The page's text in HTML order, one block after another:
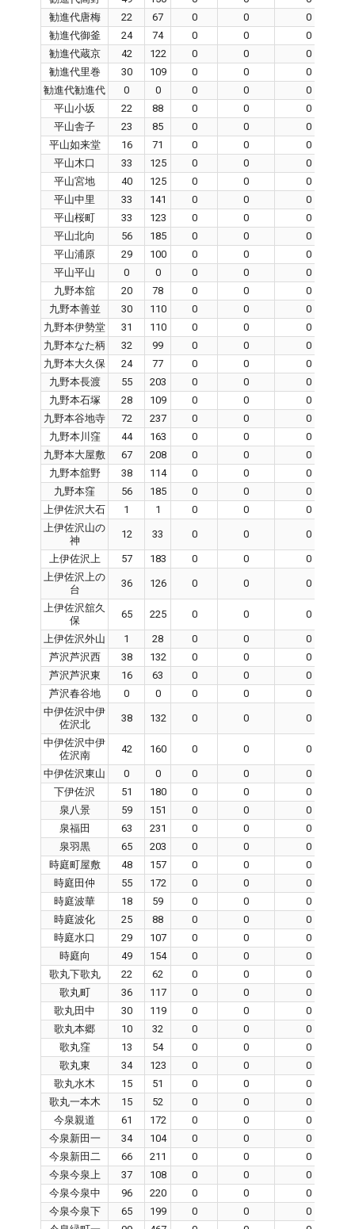
勧進代唐梅
22 67 0 0
0
勧進代御釜
24 74 0 0
0
勧進代蔵京
42 122 0 0
0
勧進代里巻
30 109 0 0
0
勧進代勧進代
0 0 0 0
0
平山小坂
22 88 0 0
0
平山舎子
23 85 0 0
0
平山如来堂
16 71 0 0
0
平山木口
33 125 0 0
0
平山宮地
40 125 0 0
0
平山中里
33 141 0 0
0
平山桜町
33 123 0 0
0
平山北向
56 185 0 0
0
平山浦原
29 100 0 0
0
平山平山
0 0 0 0
0
九野本舘
20 78 0 0
0
九野本善並
30 110 0 0
0
九野本伊勢堂
31 110 0 0
0
九野本なた柄
32 99 0 0
0
九野本大久保
24 77 0 0
0
九野本長渡
55 203 0 0
0
九野本石塚
28 109 0 0
0
九野本谷地寺
72 237 0 0
0
九野本川窪
44 163 0 0
0
九野本大屋敷
67 208 0 0
0
九野本舘野
38 114 0 0
0
九野本窪
56 185 0 0
0
上伊佐沢大石
1 1 0 0
0
上伊佐沢山の
神
12 33 0 0 0
上伊佐沢上 57 183 0 0
0
上伊佐沢上の
台
36 126 0 0 0
上伊佐沢舘久
保
65 225 0 0 0
上伊佐沢外山 1 28 0 0
0
芦沢芦沢西
38 132 0 0
0
芦沢芦沢東
16 63 0 0
0
芦沢春谷地
0 0 0 0
0
中伊佐沢中伊
佐沢北
38 132 0 0 0
中伊佐沢中伊
佐沢南
42 160 0 0 0
中伊佐沢東山 0 0 0 0
0
下伊佐沢
51 180 0 0
0
泉八景
59 151 0 0
0
泉福田
63 231 0 0
0
泉羽黒
65 203 0 0
0
時庭町屋敷
48 157 0 0
0
時庭田仲
55 172 0 0
0
時庭波華
18 59 0 0
0
時庭波化
25 88 0 0
0
時庭水口
29 107 0 0
0
時庭向
49 154 0 0
0
歌丸下歌丸
22 62 0 0
0
歌丸町
36 117 0 0
0
歌丸田中
30 119 0 0
0
歌丸本郷
10 32 0 0
0
歌丸窪
13 54 0 0
0
歌丸東
34 123 0 0
0
歌丸水木
15 51 0 0
0
歌丸一本木
15 52 0 0
0
今泉親道
61 172 0 0
0
今泉新田一
34 104 0 0
0
今泉新田二
66 211 0 0
0
今泉今泉上
37 108 0 0
0
今泉今泉中
96 220 0 0
0
今泉今泉下
65 199 0 0
0